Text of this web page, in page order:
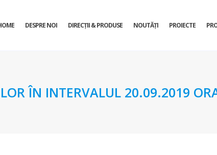
DESPRE NOI DIRECŢII & PRODUSE NOUTĂȚI PROIECTE
ÎN INTERVALUL 20.09.2019